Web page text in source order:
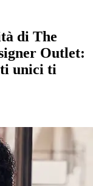
di The
Outlet:
unici ti